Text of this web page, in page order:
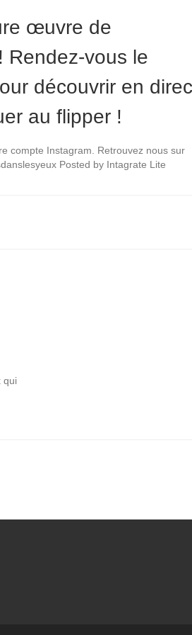
œuvre de
Rendez-vous le
découvrir en
au flipper !
compte Instagram. Retrouvez nous sur
Posted by Intagrate Lite
qui